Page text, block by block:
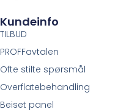
Kundeinfo
TILBUD
PROFFavtalen
Ofte stilte spørsmål
Overflatebehandling
Beiset panel